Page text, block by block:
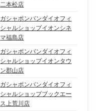
二本松店
ガシャポンバンダイオフィ
シャルショップイオンシネ
マ福島店
ガシャポンバンダイオフィ
シャルショップイオンタウ
ン郡山店
ガシャポンバンダイオフィ
シャルショップブックエー
ス上荒川店